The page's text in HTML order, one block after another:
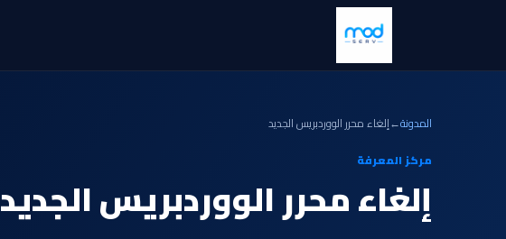
المدونة←إلغاء محرر الووردبريس الجديد
مركز المعرفة
إلغاء محرر الووردبريس الجديد